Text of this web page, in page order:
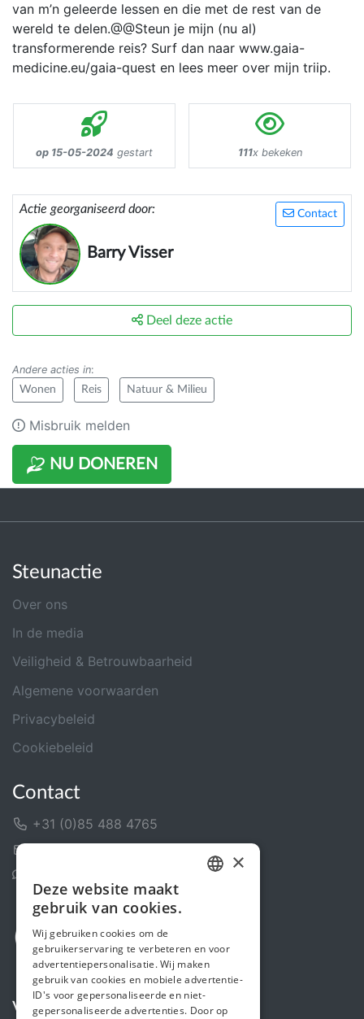
van m’n geleerde lessen en die met de rest van de
wereld te delen.@@Steun je mijn (nu al)
transformerende reis? Surf dan naar www.gaia-
medicine.eu/gaia-quest en lees meer over mijn triip.
op 15-05-2024 gestart 111x bekeken
Contact
Actie georganiseerd door:
Barry Visser
NU DONEREN
Deel deze actie
Andere acties in:
Wonen Reis Natuur & Milieu
Misbruik melden
Steunactie
Over ons
In de media
Veiligheid & Betrouwbaarheid
Algemene voorwaarden
Privacybeleid
Cookiebeleid
Contact
+31 (0)85 488 4765
Volg ons
ENGLISH
×
Deze website maakt
gebruik van cookies.
Wij gebruiken cookies om de
gebruikerservaring te verbeteren en voor
advertentiepersonalisatie. Wij maken
gebruik van cookies en mobiele advertentie-
ID's voor gepersonaliseerde en niet-
gepersonaliseerde advertenties. Door op